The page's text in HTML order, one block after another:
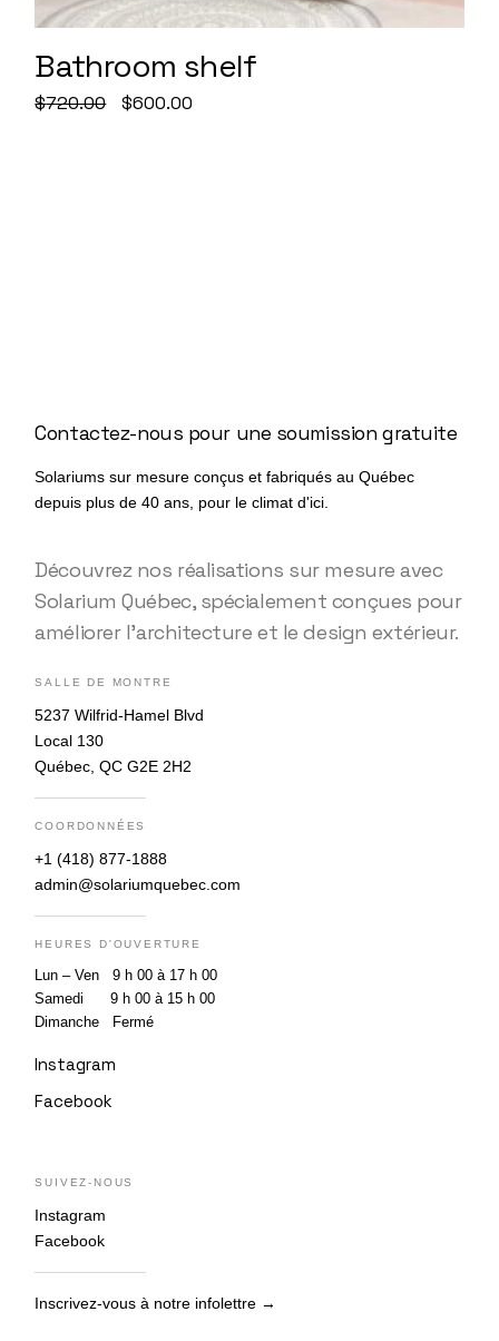
Bathroom shelf
$720.00 Original
price
$600.00
Contactez-nous pour une soumission gratuite
Solariums sur mesure conçus et fabriqués au Québec
depuis plus de 40 ans, pour le climat d'ici.
Découvrez nos réalisations sur mesure avec
Solarium Québec, spécialement conçues pour
améliorer l’architecture et le design extérieur.
SALLE DE MONTRE
5237 Wilfrid-Hamel Blvd
Local 130
Québec, QC G2E 2H2
COORDONNÉES
+1 (418) 877-1888
admin@solariumquebec.com
HEURES D'OUVERTURE
Lun – Ven 9 h 00 à 17 h 00
Samedi 9 h 00 à 15 h 00
Dimanche Fermé
Instagram
Facebook
SUIVEZ-NOUS
Instagram
Facebook
Inscrivez-vous à notre infolettre →